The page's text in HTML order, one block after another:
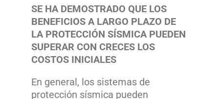
SE HA DEMOSTRADO QUE LOS
BENEFICIOS A LARGO PLAZO DE
LA PROTECCIÓN SÍSMICA PUEDEN
SUPERAR CON CRECES LOS
COSTOS INICIALES
En general, los sistemas de
protección sísmica pueden